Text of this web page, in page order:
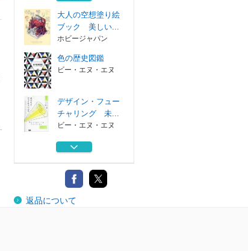
大人の空想塗り絵
ブック 美しい...
ホビージャパン
色の歴史図鑑
ビー・エヌ・エヌ
デザイン・フュー
チャリング 未...
ビー・エヌ・エヌ
アナログ・アルゴ
ビー・エヌ・エヌ
ロゴデザインの原
則 効果的なロ...
返品について